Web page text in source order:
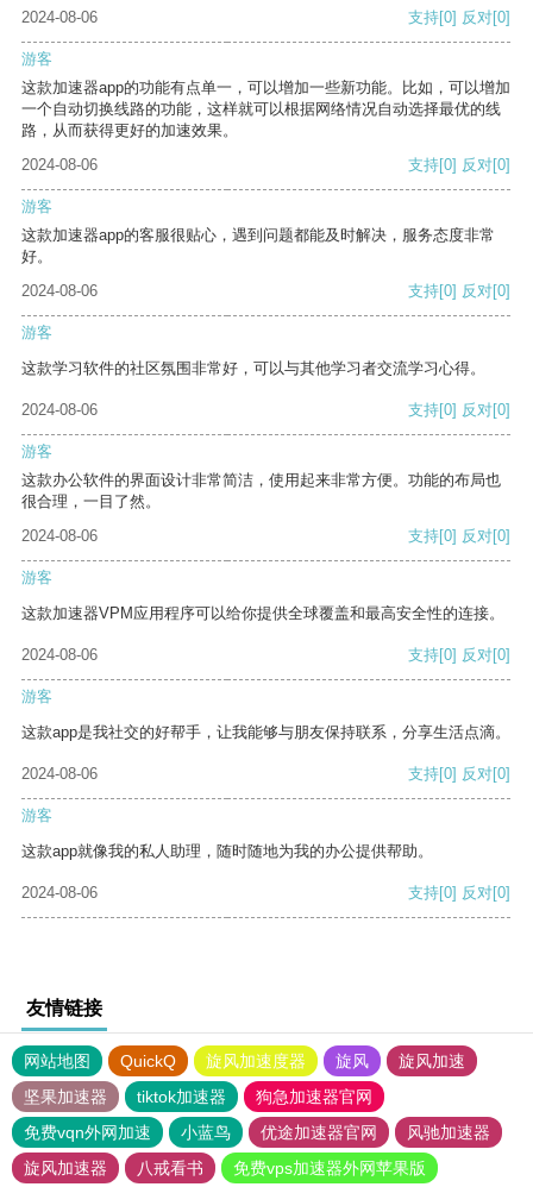
2024-08-06 支持[0] 反对[0]
游客
这款加速器app的功能有点单一，可以增加一些新功能。比如，可以增加
一个自动切换线路的功能，这样就可以根据网络情况自动选择最优的线
路，从而获得更好的加速效果。
2024-08-06
支持[0] 反对[0]
游客
这款加速器app的客服很贴心，遇到问题都能及时解决，服务态度非常
好。
2024-08-06
支持[0] 反对[0]
游客
这款学习软件的社区氛围非常好，可以与其他学习者交流学习心得。
2024-08-06 支持[0] 反对[0]
游客
这款办公软件的界面设计非常简洁，使用起来非常方便。功能的布局也
很合理，一目了然。
2024-08-06
支持[0] 反对[0]
游客
这款加速器VPM应用程序可以给你提供全球覆盖和最高安全性的连接。
2024-08-06 支持[0] 反对[0]
游客
这款app是我社交的好帮手，让我能够与朋友保持联系，分享生活点滴。
2024-08-06 支持[0] 反对[0]
游客
这款app就像我的私人助理，随时随地为我的办公提供帮助。
2024-08-06 支持[0] 反对[0]
友情链接
网站地图 QuickQ 旋风加速度器 旋风
旋风加速
坚果加速器
tiktok加速器
狗急加速器官网
免费vqn外网加速
小蓝鸟 优途加速器官网
风驰加速器
旋风加速器
八戒看书 免费vps加速器外网苹果版